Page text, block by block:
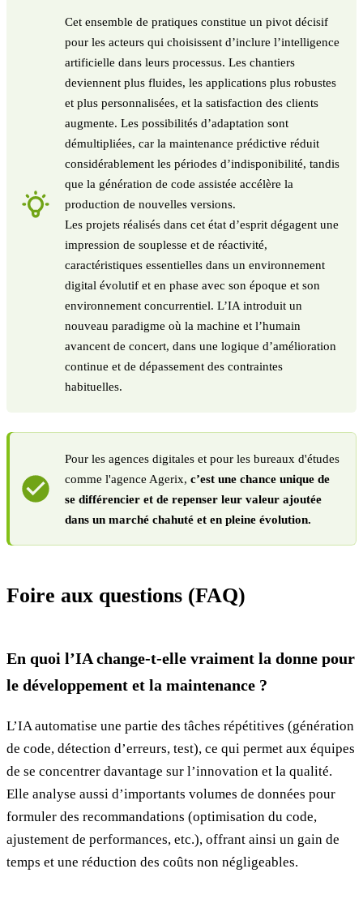
Cet ensemble de pratiques constitue un pivot décisif
pour les acteurs qui choisissent d’inclure l’intelligence
artificielle dans leurs processus. Les chantiers
deviennent plus fluides, les applications plus robustes
et plus personnalisées, et la satisfaction des clients
augmente. Les possibilités d’adaptation sont
démultipliées, car la maintenance prédictive réduit
considérablement les périodes d’indisponibilité, tandis
que la génération de code assistée accélère la
production de nouvelles versions.
Les projets réalisés dans cet état d’esprit dégagent une
impression de souplesse et de réactivité,
caractéristiques essentielles dans un environnement
digital évolutif et en phase avec son époque et son
environnement concurrentiel. L’IA introduit un
nouveau paradigme où la machine et l’humain
avancent de concert, dans une logique d’amélioration
continue et de dépassement des contraintes
habituelles.
Pour les agences digitales et pour les bureaux d'études
comme l'agence Agerix, c’est une chance unique de
se différencier et de repenser leur valeur ajoutée
dans un marché chahuté et en pleine évolution.
Foire aux questions (FAQ)
En quoi l’IA change-t-elle vraiment la donne pour
le développement et la maintenance ?
L’IA automatise une partie des tâches répétitives (génération
de code, détection d’erreurs, test), ce qui permet aux équipes
de se concentrer davantage sur l’innovation et la qualité.
Elle analyse aussi d’importants volumes de données pour
formuler des recommandations (optimisation du code,
ajustement de performances, etc.), offrant ainsi un gain de
temps et une réduction des coûts non négligeables.